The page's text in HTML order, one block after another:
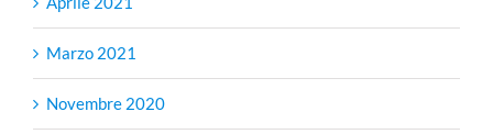
Marzo 2021
Novembre 2020